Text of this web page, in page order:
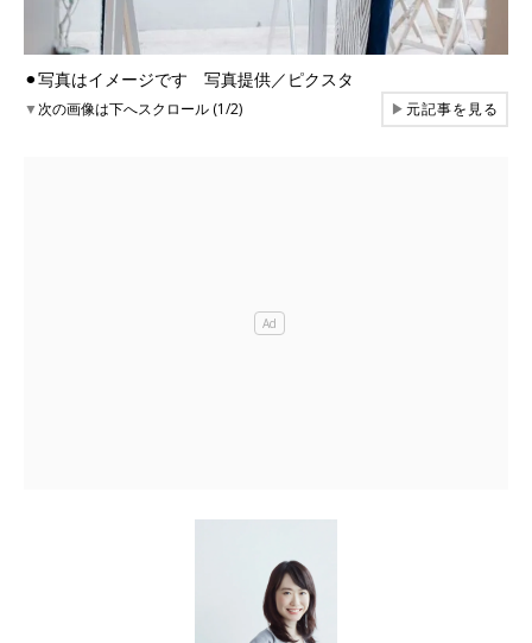
⚫︎写真はイメージです 写真提供／ピクスタ
▼次の画像は下へスクロール (1/2) ▶元記事を見る